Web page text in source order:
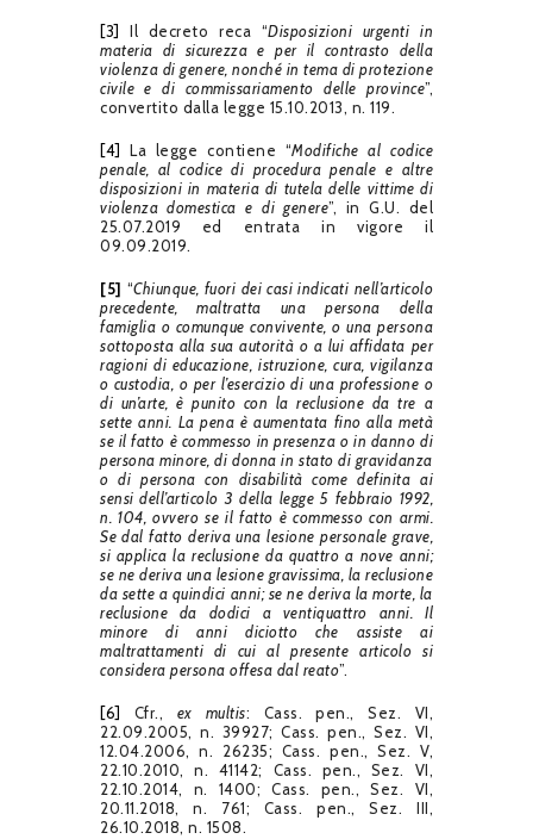
[3] Il decreto reca “Disposizioni urgenti in
materia di sicurezza e per il contrasto della
violenza di genere, nonché in tema di protezione
civile e di commissariamento delle province”,
convertito dalla legge 15.10.2013, n. 119.
[4] La legge contiene “Modifiche al codice
penale, al codice di procedura penale e altre
disposizioni in materia di tutela delle vittime di
violenza domestica e di genere”, in G.U. del
25.07.2019 ed entrata in vigore il
09.09.2019.
[5] “Chiunque, fuori dei casi indicati nell’articolo
precedente, maltratta una persona della
famiglia o comunque convivente, o una persona
sottoposta alla sua autorità o a lui affidata per
ragioni di educazione, istruzione, cura, vigilanza
o custodia, o per l’esercizio di una professione o
di un’arte, è punito con la reclusione da tre a
sette anni. La pena è aumentata fino alla metà
se il fatto è commesso in presenza o in danno di
persona minore, di donna in stato di gravidanza
o di persona con disabilità come definita ai
sensi dell’articolo 3 della legge 5 febbraio 1992,
n. 104, ovvero se il fatto è commesso con armi.
Se dal fatto deriva una lesione personale grave,
si applica la reclusione da quattro a nove anni;
se ne deriva una lesione gravissima, la reclusione
da sette a quindici anni; se ne deriva la morte, la
reclusione da dodici a ventiquattro anni. Il
minore di anni diciotto che assiste ai
maltrattamenti di cui al presente articolo si
considera persona offesa dal reato”.
[6] Cfr., ex multis: Cass. pen., Sez. VI,
22.09.2005, n. 39927; Cass. pen., Sez. VI,
12.04.2006, n. 26235; Cass. pen., Sez. V,
22.10.2010, n. 41142; Cass. pen., Sez. VI,
22.10.2014, n. 1400; Cass. pen., Sez. VI,
20.11.2018, n. 761; Cass. pen., Sez. III,
26.10.2018, n. 1508.